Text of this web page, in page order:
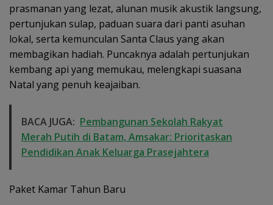
prasmanan yang lezat, alunan musik akustik langsung,
pertunjukan sulap, paduan suara dari panti asuhan
lokal, serta kemunculan Santa Claus yang akan
membagikan hadiah. Puncaknya adalah pertunjukan
kembang api yang memukau, melengkapi suasana
Natal yang penuh keajaiban.
BACA JUGA: Pembangunan Sekolah Rakyat
Merah Putih di Batam, Amsakar: Prioritaskan
Pendidikan Anak Keluarga Prasejahtera
Paket Kamar Tahun Baru